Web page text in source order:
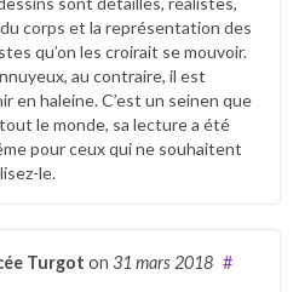
corps et la représentation des
qu’on les croirait se mouvoir.
au contraire, il est
en haleine. C’est un seinen que
le monde, sa lecture a été
pour ceux qui ne souhaitent
le.
Turgot on 31 mars 2018 #